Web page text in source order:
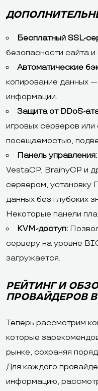
Бесплатный SSL-
безопасности сайта и
Автоматические
копирование данных
информации.
Защита от DDoS-
игровых серверов
посещаемостью,
Панель управления:
VestaCP, BrainyCP и
сервером, установку
данных без глубоких
Некоторые панели
KVM-доступ:
серверу на уровне
загружается.
РЕЙТИНГ И
ПРОВАЙДЕРОВ
Теперь рассмотрим
которые
рынке, сохраняя
Для каждого
информацию,